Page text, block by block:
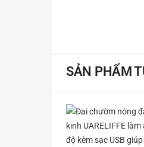
SẢN PHẨM